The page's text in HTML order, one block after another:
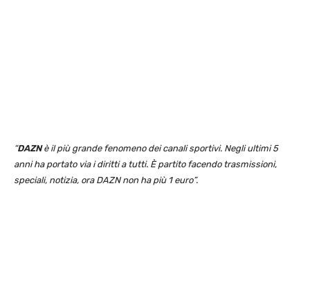
“DAZNè il più grande fenomeno dei canali sportivi. Negli ultimi 5
anni ha portato via i diritti a tutti. È partito facendo trasmissioni,
speciali, notizia, ora DAZN non ha più 1 euro”.